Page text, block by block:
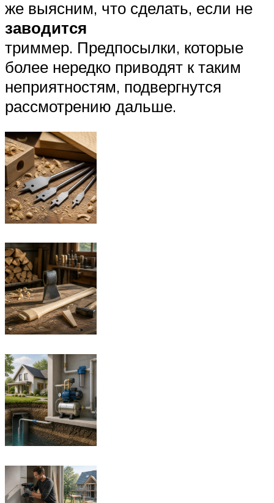
же выясним, что сделать, если не
заводится
триммер. Предпосылки, которые
более нередко приводят к таким
неприятностям, подвергнутся
рассмотрению дальше.